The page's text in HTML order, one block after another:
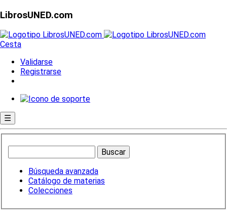
LibrosUNED.com
Cesta
Validarse
Registrarse
☰
Búsqueda avanzada
Catálogo de materias
Colecciones